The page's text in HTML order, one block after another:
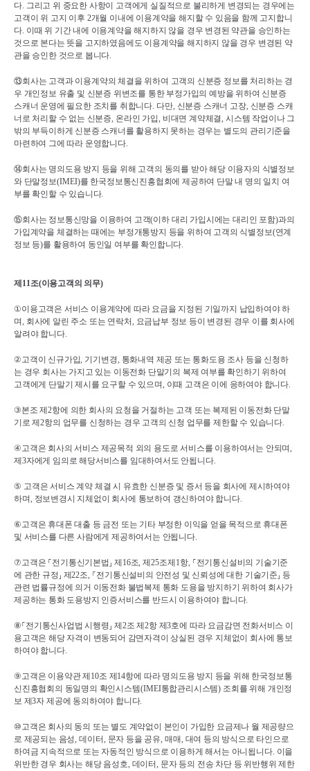
다. 그리고 위 중요한 사항이 고객에게 실질적으로 불리하게 변경되는 경우에는
고객이 위 고지 이후 2개월 이내에 이용계약을 해지할 수 있음을 함께 고지합니
다. 이때 위 기간 내에 이용계약을 해지하지 않을 경우 변경된 약관을 승인하는
것으로 본다는 뜻을 고지하였음에도 이용계약을 해지하지 않을 경우 변경된 약
관을 승인한 것으로 봅니다.
⑬회사는 고객과 이용계약의 체결을 위하여 고객의 신분증 정보를 처리하는 경
우 개인정보 유출 및 신분증 위변조를 통한 부정가입의 예방을 위하여 신분증
스캐너 운영에 필요한 조치를 취합니다. 다만, 신분증 스캐너 고장, 신분증 스캐
너로 처리할 수 없는 신분증, 온라인 가입, 비대면 계약체결, 시스템 작업이나 그
밖의 부득이하게 신분증 스캐너를 활용하지 못하는 경우는 별도의 관리기준을
마련하여 그에 따라 운영합니다.
⑭회사는 명의도용 방지 등을 위해 고객의 동의를 받아 해당 이용자의 식별정보
와 단말정보(IMEI)를 한국정보통신진흥협회에 제공하여 단말 내 명의 일치 여
부를 확인할 수 있습니다.
⑮회사는 정보통신망을 이용하여 고객(이하 대리 가입시에는 대리인 포함)과의
가입계약을 체결하는 때에는 부정개통방지 등을 위하여 고객의 식별정보(연계
정보 등)를 활용하여 동인일 여부를 확인합니다.
제 11조(이용고객의 의무)
①이용고객은 서비스 이용계약에 따라 요금을 지정된 기일까지 납입하여야 하
며, 회사에 알린 주소 또는 연락처, 요금납부 정보 등이 변경된 경우 이를 회사에
알려야 합니다.
②고객이 신규가입, 기기변경, 통화내역 제공 또는 통화도용 조사 등을 신청하
는 경우 회사는 가지고 있는 이동전화 단말기의 복제 여부를 확인하기 위하여
고객에게 단말기 제시를 요구할 수 있으며, 이때 고객은 이에 응하여야 합니다.
③본조 제2항에 의한 회사의 요청을 거절하는 고객 또는 복제된 이동전화 단말
기로 제2항의 업무를 신청하는 경우 고객의 신청 업무를 제한할 수 있습니다.
④고객은 회사의 서비스 제공목적 외의 용도로 서비스를 이용하여서는 안되며
제 3자에게 임의로 해당서비스를 임대하여서도 안됩니다.
⑤ 고객은 서비스 계약 체결 시 유효한 신분증 및 증서 등을 회사에 제시하여야
하며, 정보변경시 지체없이 회사에 통보하여 갱신하여야 합니다.
⑥고객은 휴대폰 대출 등 금전 또는 기타 부정한 이익을 얻을 목적으로 휴대폰
및 서비스를 다른 사람에게 제공하여서는 안됩니다.
⑦고객은 ⸀전기통신기본법 ⸥ 제 16조, 제25조제 1항, ⸀전기통신설비의 기술기준
에 관한 규정 ⸥ 제22조, ⸀전기통신설비의 안전성 및 신뢰성에 대한 기술기준 ⸥ 등
관련 법률규정에 의거 이동전화 불법복제 통화 도용을 방지하기 위하여 회사가
제공하는 통화 도용방지 인증서비스를 반드시 이용하여야 합니다.
⑧⸀전기통신사업법 시행령 ⸥ 제 2조 제2항 제3호에 따라 요금감면 전화서비스 이
용고객은 해당 자격이 변동되어 감면자격이 상실된 경우 지체없이 회사에 통보
하여야 합니다.
⑨고객은 이용약관 제 10조 제 14항에 따라 명의도용 방지 등을 위해 한국정보통
신진흥협회의 동일명의 확인시스템(IMEI통합관리시스템) 조회를 위해 개인정
보 제3자 제공에 동의하여야 합니다.
⑩고객은 회사의 동의 또는 별도 계약없이 본인이 가입한 요금제나 월 제공량으
로 제공되는 음성, 데이터, 문자 등을 공유, 매매, 대여 등의 방식으로 타인으로
하여금 지속적으로 또는 자동적인 방식으로 이용하게 해서는 아니됩니다. 이을
위반한 경우 회사는 해당 음성호, 데이터, 문자 등의 전송 차단 등 위반행위 제한